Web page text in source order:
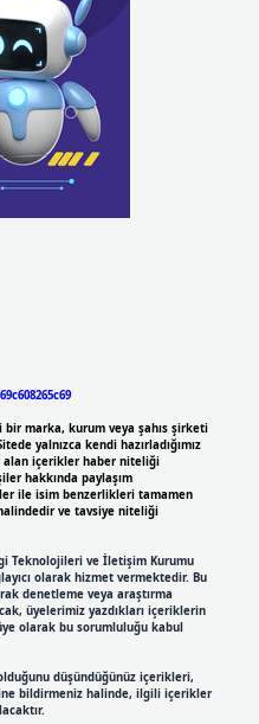
marka, kurum veya şahıs şirketi
yalnızca kendi hazırladığımız
alan içerikler haber niteliği
hakkında paylaşım
ile isim benzerlikleri tamamen
ve tavsiye niteliği
Teknolojileri ve İletişim Kurumu
olarak hizmet vermektedir. Bu
denetleme veya araştırma
üyelerimiz yazdıkları içeriklerin
olarak bu sorumluluğu kabul
düşündüğünüz içerikleri,
bildirmeniz halinde, ilgili içerikler